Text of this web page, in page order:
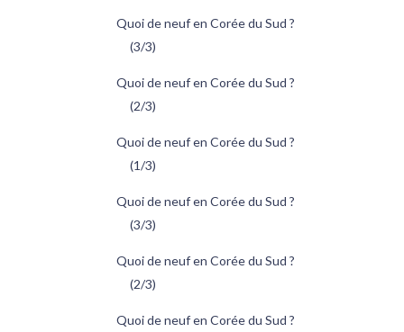
Quoi de neuf en Corée du Sud ?
(3/3)
Quoi de neuf en Corée du Sud ?
(2/3)
Quoi de neuf en Corée du Sud ?
(1/3)
Quoi de neuf en Corée du Sud ?
(3/3)
Quoi de neuf en Corée du Sud ?
(2/3)
Quoi de neuf en Corée du Sud ?